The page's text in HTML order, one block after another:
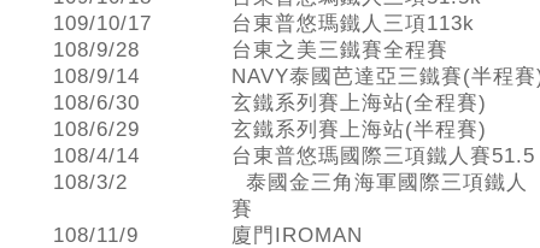
109/10/17
台東普悠瑪鐵人三項113k
108/9/28
台東之美三鐵賽全程賽
108/9/14
NAVY泰國芭達亞三鐵賽(半程
108/6/30
玄鐵系列賽上海站(全程賽)
108/6/29
玄鐵系列賽上海站(半程賽)
108/4/14
台東普悠瑪國際三項鐵人賽51.5
108/3/2
泰國金三角海軍國際三項鐵人
賽
108/11/9
廈門IROMAN